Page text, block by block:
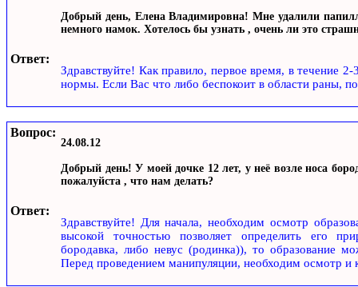
Добрый день, Елена Владимировна! Мне удалили
немного намок. Хотелось бы узнать , очень ли это
Ответ:
Здравствуйте! Как правило, первое время, в течение
нормы. Если Вас что либо беспокоит в области раны,
Вопрос:
24.08.12
Добрый день! У моей дочке 12 лет, у неё возле носа
пожалуйста , что нам делать?
Ответ:
Здравствуйте! Для начала, необходим осмотр
высокой точностью позволяет определить его
бородавка, либо невус (родинка)), то образование
Перед проведением манипуляции, необходим осмотр и